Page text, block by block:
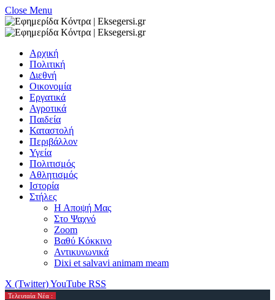
Close Menu
Αρχική
Πολιτική
Διεθνή
Οικονομία
Εργατικά
Αγροτικά
Παιδεία
Καταστολή
Περιβάλλον
Υγεία
Πολιτισμός
Αθλητισμός
Ιστορία
Στήλες
Η Αποψή Μας
Στο Ψαχνό
Zoom
Βαθύ Κόκκινο
Αντικυνωνικά
Dixi et salvavi animam meam
X (Twitter)YouTube RSS
Τελευταία Νέα :